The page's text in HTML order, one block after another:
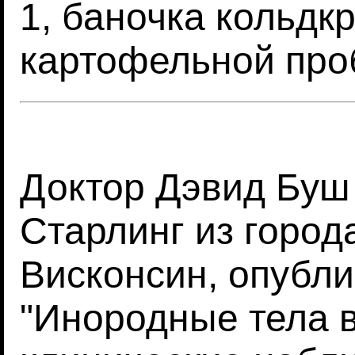
1, баночка
картофельной
Доктор Дэвид
Старлинг из
Висконсин,
"Инородные тела